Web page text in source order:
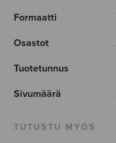
Formaatti
Osastot
Tuotetunnus
Sivumäärä
TUTUSTU MYÖS